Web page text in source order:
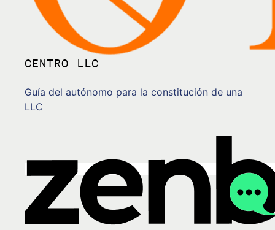
CENTRO LLC
Guía del autónomo para la constitución de una
LLC